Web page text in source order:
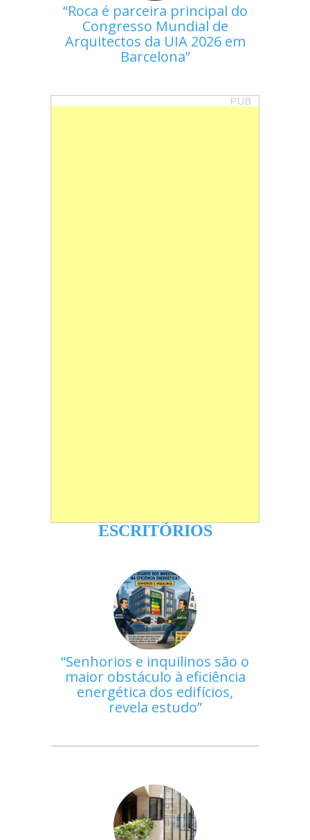
Roca é parceira principal do
Congresso Mundial de
Arquitectos da UIA 2026 em
Barcelona
PUB
ESCRITÓRIOS
Senhorios e inquilinos são o
maior obstáculo à eficiência
energética dos edifícios,
revela estudo